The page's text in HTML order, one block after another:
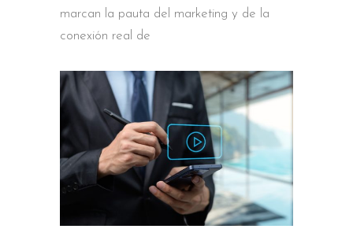
marcan la pauta del marketing y de la
conexión real de